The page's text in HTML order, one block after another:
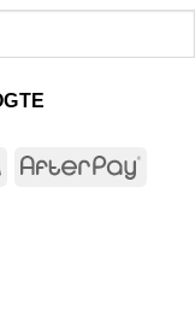
Visa